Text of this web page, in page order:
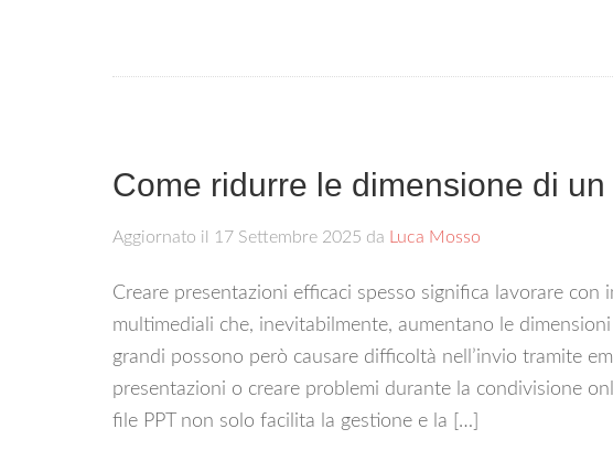
Come ridurre le dimensione di
Aggiornato il 17 Settembre 2025 da Luca Mosso
Creare presentazioni efficaci spesso significa lavorare con
multimediali che, inevitabilmente, aumentano le
grandi possono però causare difficoltà nell’invio tramite
presentazioni o creare problemi durante la condivisione
file PPT non solo facilita la gestione e la […]